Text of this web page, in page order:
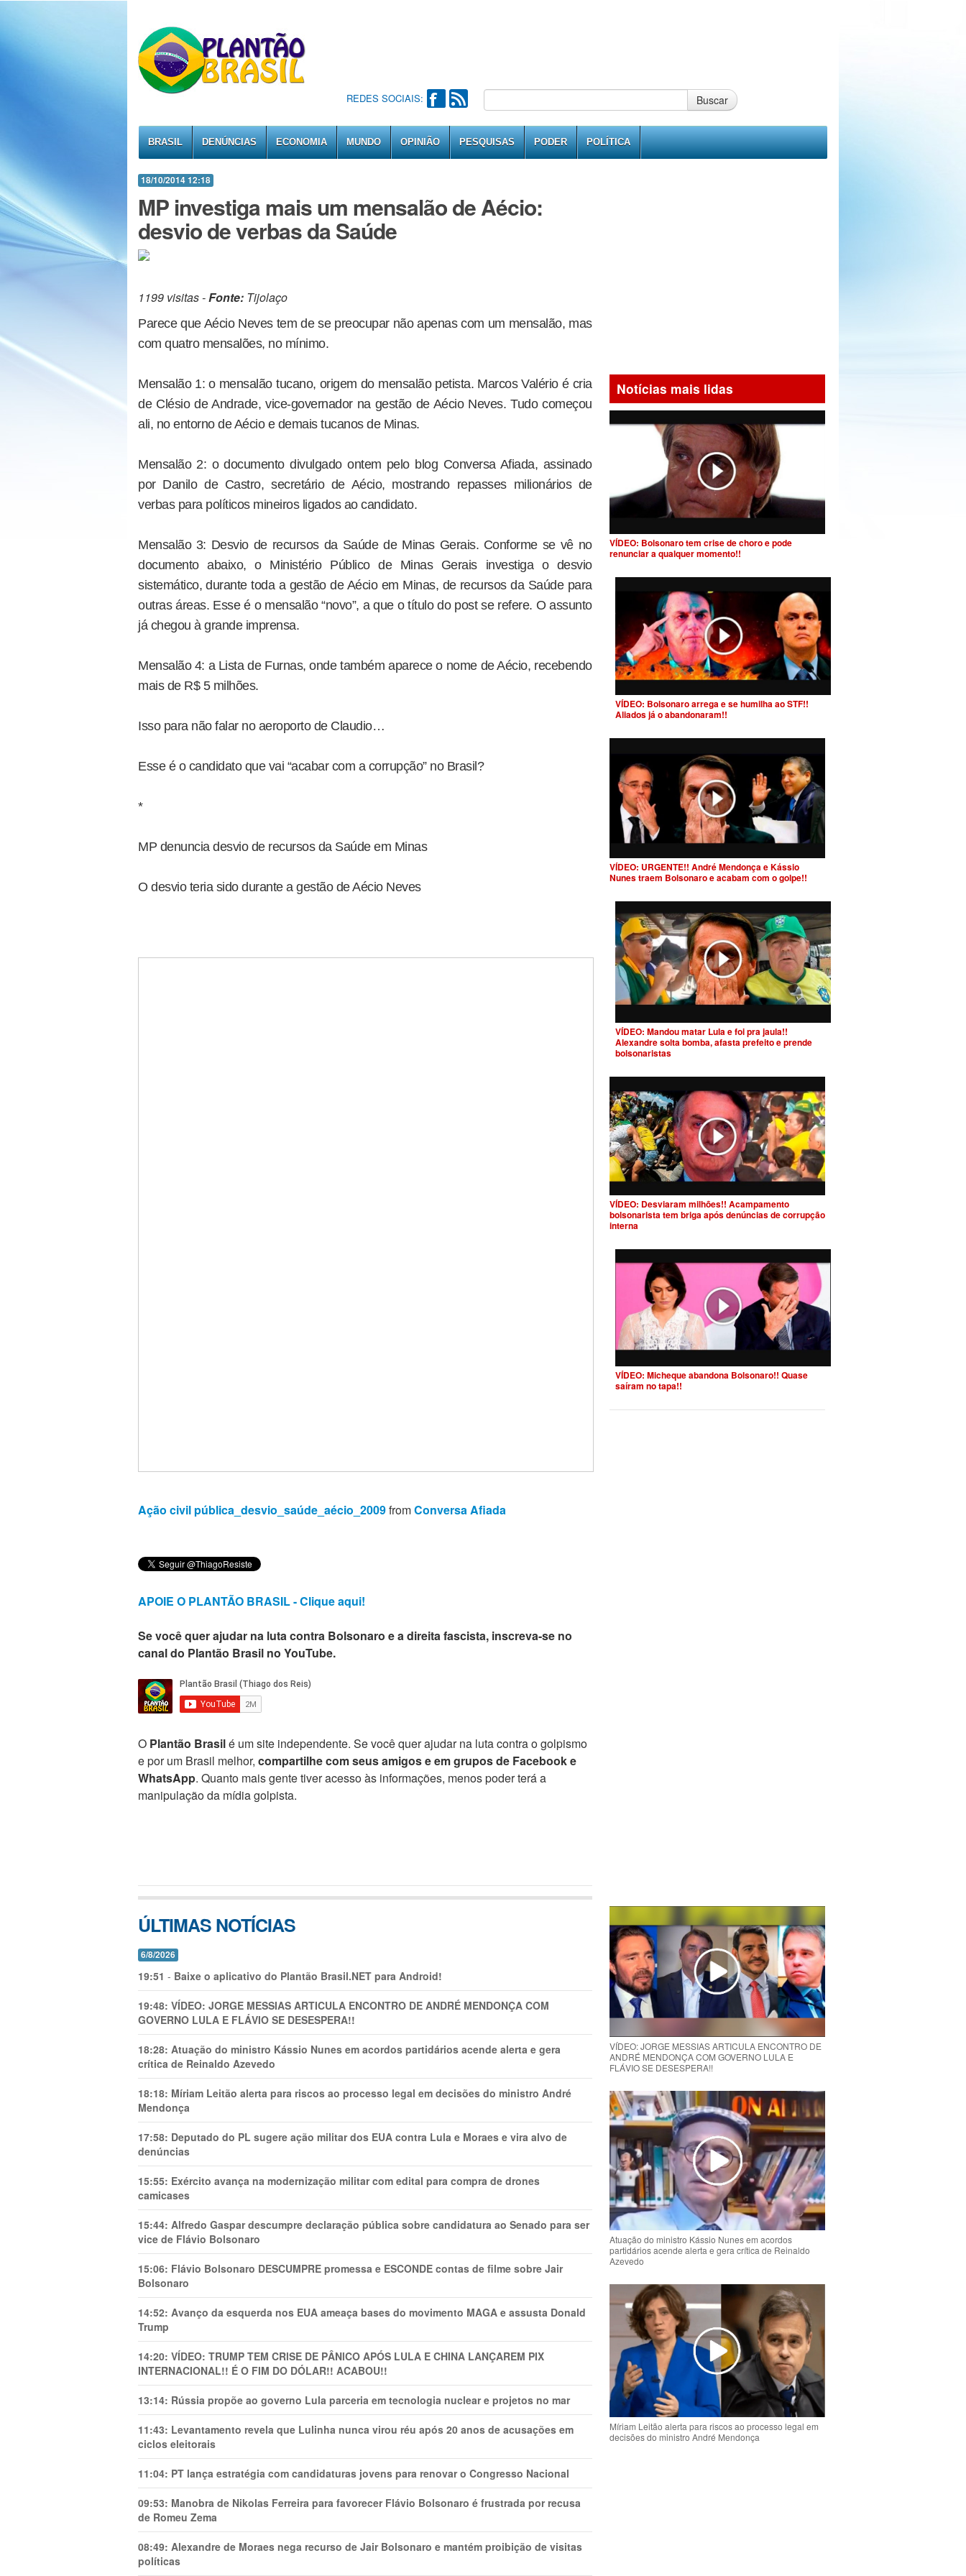
REDES SOCIAIS: Buscar
BRASIL DENÚNCIAS ECONOMIA MUNDO OPINIÃO PESQUISAS PODER POLÍTICA
18/10/2014 12:18
MP investiga mais um mensalão de Aécio:
desvio de verbas da Saúde
1199 visitas -Fonte: Tijolaço
Parece que Aécio Neves tem de se preocupar não apenas com um mensalão, mas
com quatro mensalões, no mínimo.
Mensalão 1: o mensalão tucano, origem do mensalão petista. Marcos Valério é cria
de Clésio de Andrade, vice-governador na gestão de Aécio Neves. Tudo começou
ali, no entorno de Aécio e demais tucanos de Minas.
Mensalão 2: o documento divulgado ontem pelo blog Conversa Afiada, assinado
por Danilo de Castro, secretário de Aécio, mostrando repasses milionários de
verbas para políticos mineiros ligados ao candidato.
Mensalão 3: Desvio de recursos da Saúde de Minas Gerais. Conforme se vê no
documento abaixo, o Ministério Público de Minas Gerais investiga o desvio
sistemático, durante toda a gestão de Aécio em Minas, de recursos da Saúde para
outras áreas. Esse é o mensalão “novo”, a que o título do post se refere. O assunto
já chegou à grande imprensa.
Mensalão 4: a Lista de Furnas, onde também aparece o nome de Aécio, recebendo
mais de R$ 5 milhões.
Isso para não falar no aeroporto de Claudio…
Esse é o candidato que vai “acabar com a corrupção” no Brasil?
*
MP denuncia desvio de recursos da Saúde em Minas
O desvio teria sido durante a gestão de Aécio Neves
Ação civil pública_desvio_saúde_aécio_2009fromConversa Afiada
APOIE O PLANTÃO BRASIL - Clique aqui!
Se você quer ajudar na luta contra Bolsonaro e a direita fascista, inscreva-se no
canal do Plantão Brasil no YouTube.
O Plantão Brasilé um site independente. Se você quer ajudar na luta contra o golpismo
e por um Brasil melhor, compartilhe com seus amigos e em grupos de Facebook e
WhatsApp. Quanto mais gente tiver acesso às informações, menos poder terá a
manipulação da mídia golpista.
ÚLTIMAS NOTÍCIAS
6/8/2026
19:51 - Baixe o aplicativo do Plantão Brasil.NET para Android!
19:48: VÍDEO: JORGE MESSIAS ARTICULA ENCONTRO DE ANDRÉ MENDONÇA COM
GOVERNO LULA E FLÁVIO SE DESESPERA!!
18:28: Atuação do ministro Kássio Nunes em acordos partidários acende alerta e gera
crítica de Reinaldo Azevedo
18:18: Míriam Leitão alerta para riscos ao processo legal em decisões do ministro André
Mendonça
17:58: Deputado do PL sugere ação militar dos EUA contra Lula e Moraes e vira alvo de
denúncias
15:55: Exército avança na modernização militar com edital para compra de drones
camicases
15:44: Alfredo Gaspar descumpre declaração pública sobre candidatura ao Senado para ser
vice de Flávio Bolsonaro
15:06: Flávio Bolsonaro DESCUMPRE promessa e ESCONDE contas de filme sobre Jair
Bolsonaro
14:52: Avanço da esquerda nos EUA ameaça bases do movimento MAGA e assusta Donald
Trump
14:20: VÍDEO: TRUMP TEM CRlSE DE PÂNlCO APÓS LULA E CHINA LANÇAREM PIX
INTERNACIONAL!! É O FIM DO DÓLAR!! ACABOU!!
13:14: Rússia propõe ao governo Lula parceria em tecnologia nuclear e projetos no mar
11:43: Levantamento revela que Lulinha nunca virou réu após 20 anos de acusações em
ciclos eleitorais
11:04: PT lança estratégia com candidaturas jovens para renovar o Congresso Nacional
09:53: Manobra de Nikolas Ferreira para favorecer Flávio Bolsonaro é frustrada por recusa
de Romeu Zema
08:49: Alexandre de Moraes nega recurso de Jair Bolsonaro e mantém proibição de visitas
políticas
Notícias mais lidas
VÍDEO: Bolsonaro tem crise de choro e pode
renunciar a qualquer momento!!
VÍDEO: Bolsonaro arrega e se humilha ao STF!!
Aliados já o abandonaram!!
VÍDEO: URGENTE!! André Mendonça e Kássio
Nunes traem Bolsonaro e acabam com o golpe!!
VÍDEO: Mandou matar Lula e foi pra jaula!!
Alexandre solta bomba, afasta prefeito e prende
bolsonaristas
VÍDEO: Desviaram milhões!! Acampamento
bolsonarista tem briga após denúncias de corrupção
interna
VÍDEO: Micheque abandona Bolsonaro!! Quase
saíram no tapa!!
VÍDEO: JORGE MESSIAS ARTICULA ENCONTRO DE
ANDRÉ MENDONÇA COM GOVERNO LULA E
FLÁVIO SE DESESPERA!!
Atuação do ministro Kássio Nunes em acordos
partidários acende alerta e gera crítica de Reinaldo
Azevedo
Míriam Leitão alerta para riscos ao processo legal em
decisões do ministro André Mendonça